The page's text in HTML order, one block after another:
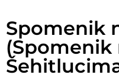
Spomenik
(Spomenik